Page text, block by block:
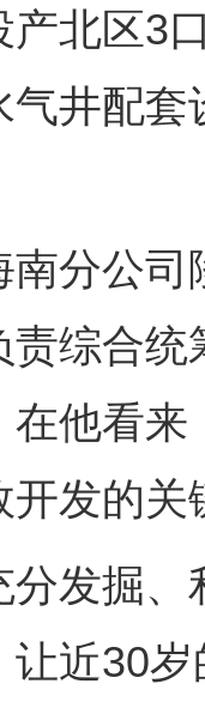
北区3
气井配
分公司
责综合
他看来
发的关
掘、
近30